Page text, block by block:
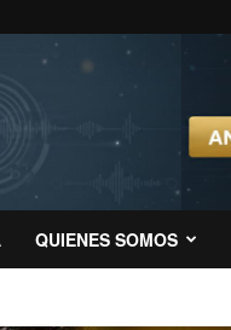
QUIENES SOMOS